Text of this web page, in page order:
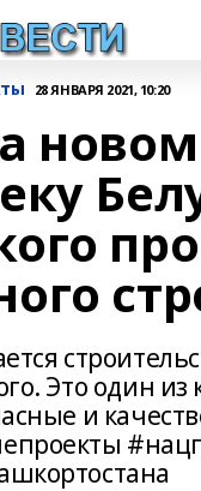
28 ЯНВАРЯ 2021, 10:20
Это один
и